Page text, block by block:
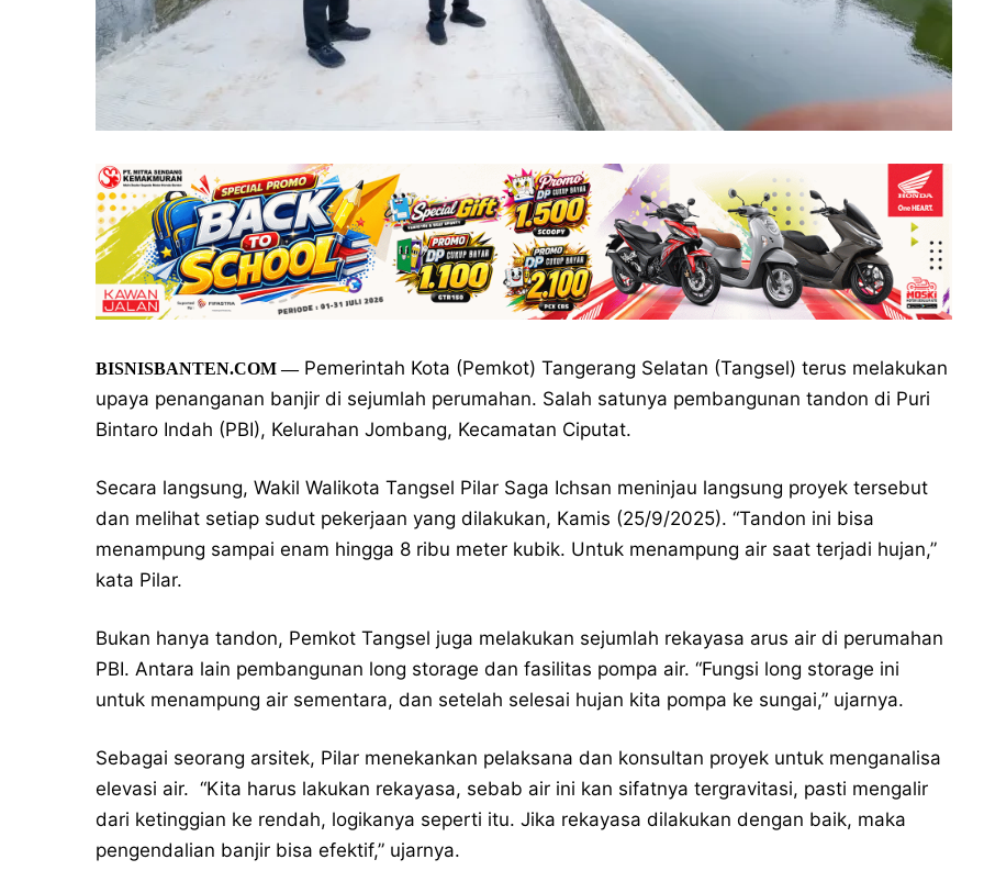
BISNISBANTEN.COM —Pemerintah Kota (Pemkot) Tangerang Selatan (Tangsel) terus melakukan
upaya penanganan banjir di sejumlah perumahan. Salah satunya pembangunan tandon di Puri
Bintaro Indah (PBI), Kelurahan Jombang, Kecamatan Ciputat.
Secara langsung, Wakil Walikota Tangsel Pilar Saga Ichsan meninjau langsung proyek tersebut
dan melihat setiap sudut pekerjaan yang dilakukan, Kamis (25/9/2025). “Tandon ini bisa
menampung sampai enam hingga 8 ribu meter kubik. Untuk menampung air saat terjadi hujan,”
kata Pilar.
Bukan hanya tandon, Pemkot Tangsel juga melakukan sejumlah rekayasa arus air di perumahan
PBI. Antara lain pembangunan long storage dan fasilitas pompa air. “Fungsi long storage ini
untuk menampung air sementara, dan setelah selesai hujan kita pompa ke sungai,” ujarnya.
Sebagai seorang arsitek, Pilar menekankan pelaksana dan konsultan proyek untuk menganalisa
elevasi air. “Kita harus lakukan rekayasa, sebab air ini kan sifatnya tergravitasi, pasti mengalir
dari ketinggian ke rendah, logikanya seperti itu. Jika rekayasa dilakukan dengan baik, maka
pengendalian banjir bisa efektif,” ujarnya.